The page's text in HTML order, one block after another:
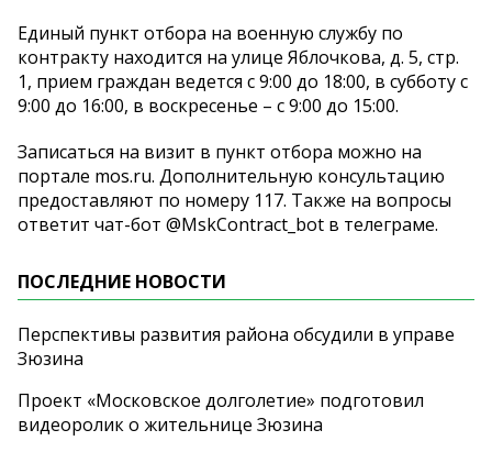
Единый пункт отбора на военную службу по
контракту находится на улице Яблочкова, д. 5, стр.
1, прием граждан ведется с 9:00 до 18:00, в субботу с
9:00 до 16:00, в воскресенье – с 9:00 до 15:00.
Записаться на визит в пункт отбора можно на
портале mos.ru. Дополнительную консультацию
предоставляют по номеру 117. Также на вопросы
ответит чат-бот @MskContract_bot в телеграме.
ПОСЛЕДНИЕ НОВОСТИ
Перспективы развития района обсудили в управе
Зюзина
Проект «Московское долголетие» подготовил
видеоролик о жительнице Зюзина